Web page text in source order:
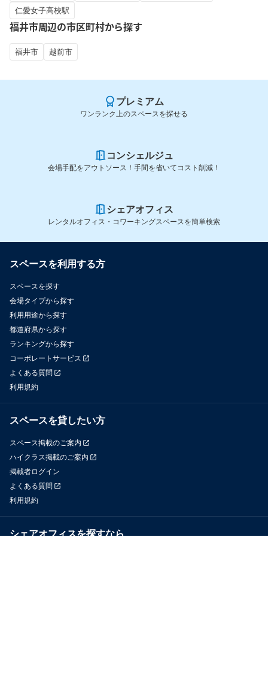
仁愛女子高校駅
福井市周辺の市区町村から探す
福井市 越前市
プレミアム
ワンランク上のスペースを探せる
コンシェルジュ
会場手配をアウトソース！手間を省いてコスト削減！
シェアオフィス
レンタルオフィス・コワーキングスペースを簡単検索
スペースを利用する方
スペースを探す
会場タイプから探す
利用用途から探す
都道府県から探す
ランキングから探す
コーポレートサービス
よくある質問
利用規約
スペースを貸したい方
スペース掲載のご案内
ハイクラス掲載のご案内
掲載者ログイン
よくある質問
利用規約
シェアオフィスを探すなら